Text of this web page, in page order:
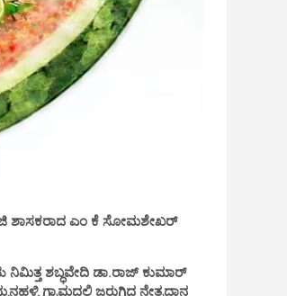
ಶಾಸಕರಾದ ಎಂ ಕೆ ಸೋಮಶೇಖರ್
ಶಬ್ಧವೇದಿ ಡಾ.ರಾಜ್ ಕುಮಾರ್
ಗ್ರಾಮದಲ್ಲಿ ಜರುಗಿದ ನೇತ್ರದಾನ